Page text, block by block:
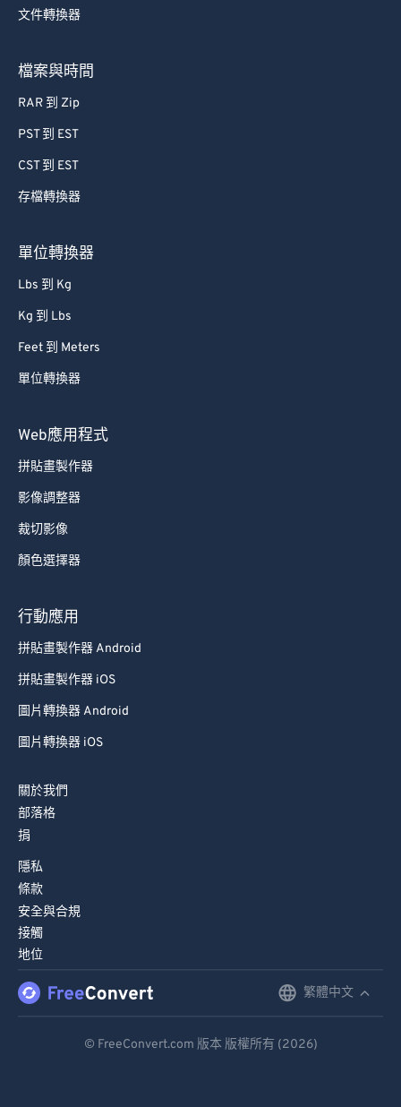
文件轉換器
檔案與時間
RAR 到 Zip
PST 到 EST
CST 到 EST
存檔轉換器
單位轉換器
Lbs 到 Kg
Kg 到 Lbs
Feet 到 Meters
單位轉換器
Web應用程式
拼貼畫製作器
影像調整器
裁切影像
顏色選擇器
行動應用
拼貼畫製作器 Android
拼貼畫製作器 iOS
圖片轉換器 Android
圖片轉換器 iOS
關於我們
部落格
捐
隱私
條款
安全與合規
接觸
地位
繁體中文
© FreeConvert.com 版本 版權所有 (2026)